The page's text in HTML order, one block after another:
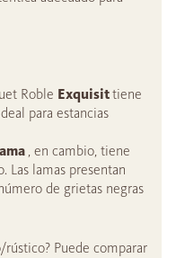
Roble Exquisittiene
para estancias
, en cambio, tiene
Las lamas presentan
de grietas negras
Puede comparar